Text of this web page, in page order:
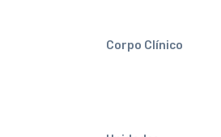
Corpo Clínico